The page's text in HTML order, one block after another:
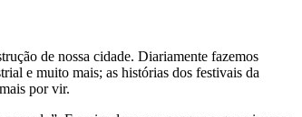
de nossa cidade. Diariamente fazemos
e muito mais; as histórias dos festivais da
por vir.